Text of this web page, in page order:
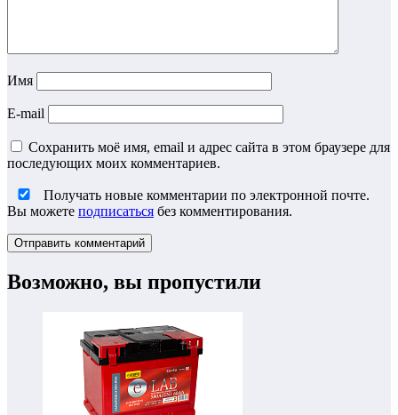
Имя
E-mail
Сохранить моё имя, email и адрес сайта в этом браузере для
последующих моих комментариев.
Получать новые комментарии по электронной почте.
Вы можете подписаться без комментирования.
Возможно, вы пропустили